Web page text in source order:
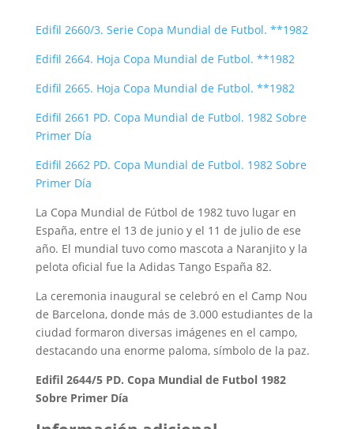
Edifil 2660/3. Serie Copa Mundial de Futbol. **1982
Edifil 2664. Hoja Copa Mundial de Futbol. **1982
Edifil 2665. Hoja Copa Mundial de Futbol. **1982
Edifil 2661 PD. Copa Mundial de Futbol. 1982 Sobre
Primer Día
Edifil 2662 PD. Copa Mundial de Futbol. 1982 Sobre
Primer Día
La Copa Mundial de Fútbol de 1982 tuvo lugar en
España, entre el 13 de junio y el 11 de julio de ese
año. El mundial tuvo como mascota a Naranjito y la
pelota oficial fue la Adidas Tango España 82.
La ceremonia inaugural se celebró en el Camp Nou
de Barcelona, donde más de 3.000 estudiantes de la
ciudad formaron diversas imágenes en el campo,
destacando una enorme paloma, símbolo de la paz.
Edifil 2644/5 PD. Copa Mundial de Futbol 1982
Sobre Primer Día